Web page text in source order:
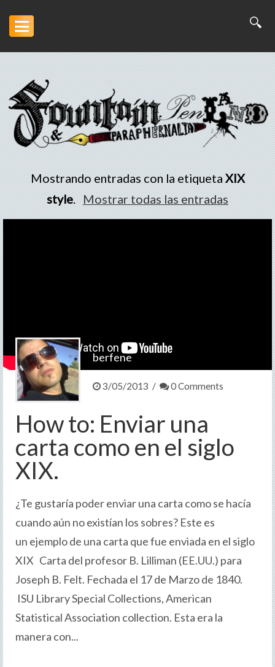
Inicio
Artesanía
Escritura
Arte
Portofolio
>
Mostrando entradas con la etiquetaXIX
style. Mostrar todas las entradas
berfene
3/05/2013 / 0 Comments
How to: Enviar una
carta como en el siglo
XIX.
¿Te gustaría poder enviar una carta como se hacía
cuando aún no existían los sobres? Este es
un ejemplo de una carta que fue enviada en el siglo
XIX Carta del profesor B. Lilliman (EE.UU.) para
Joseph B. Felt. Fechada el 17 de Marzo de 1840.
ISU Library Special Collections, American
Statistical Association collection. Esta era la
manera con...